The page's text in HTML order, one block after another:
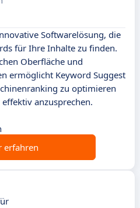
Softwarelösung, die
für Ihre Inhalte zu finden.
Oberfläche und
ermöglicht Keyword Suggest
zu optimieren
anzusprechen.
erfahren